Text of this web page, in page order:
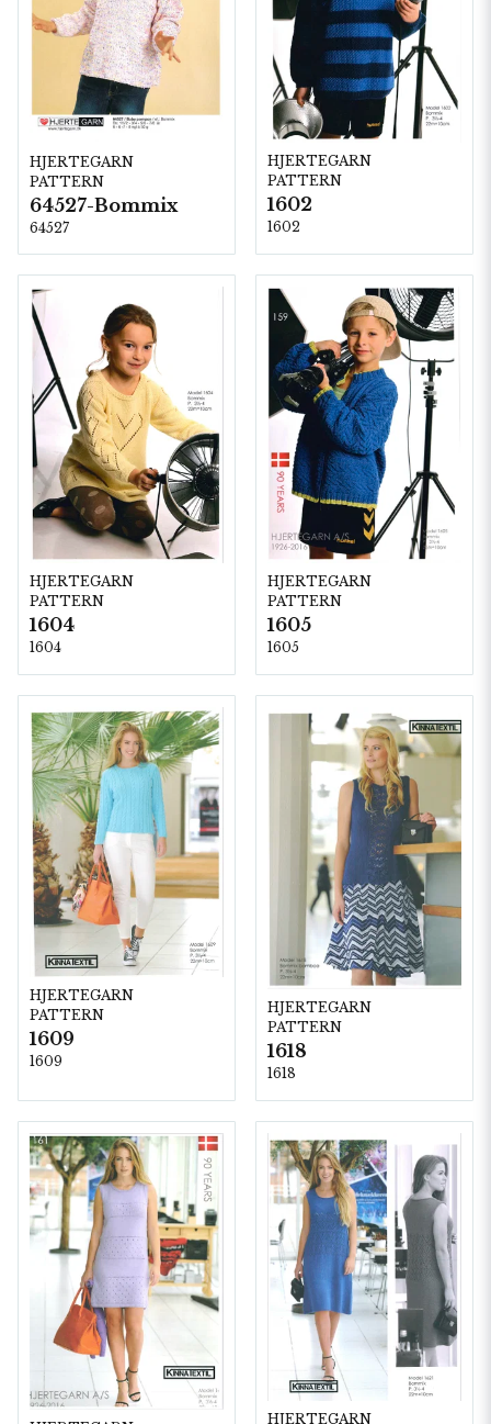
HJERTEGARN
PATTERN
64527-Bommix
64527
HJERTEGARN
PATTERN
1602
1602
HJERTEGARN
PATTERN
1604
1604
HJERTEGARN
PATTERN
1605
1605
HJERTEGARN
PATTERN
1609
1609
HJERTEGARN
PATTERN
1618
1618
HJERTEGARN